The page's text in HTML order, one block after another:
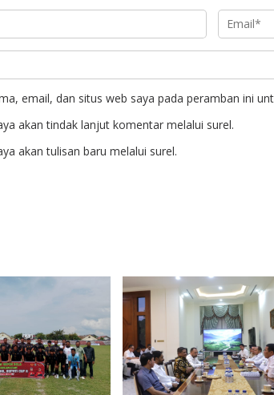
email, dan situs web saya pada peramban ini
akan tindak lanjut komentar melalui surel.
akan tulisan baru melalui surel.